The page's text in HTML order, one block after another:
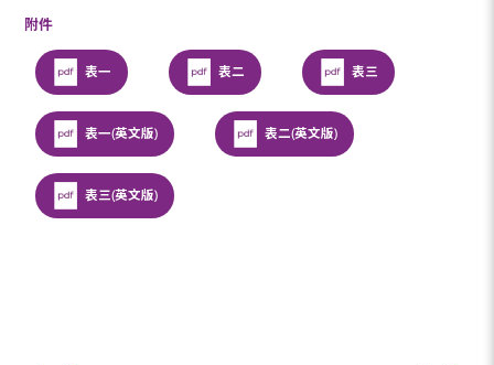
附件
表一 表二 表三
表一(英文版) 表二(英文版)
表三(英文版)